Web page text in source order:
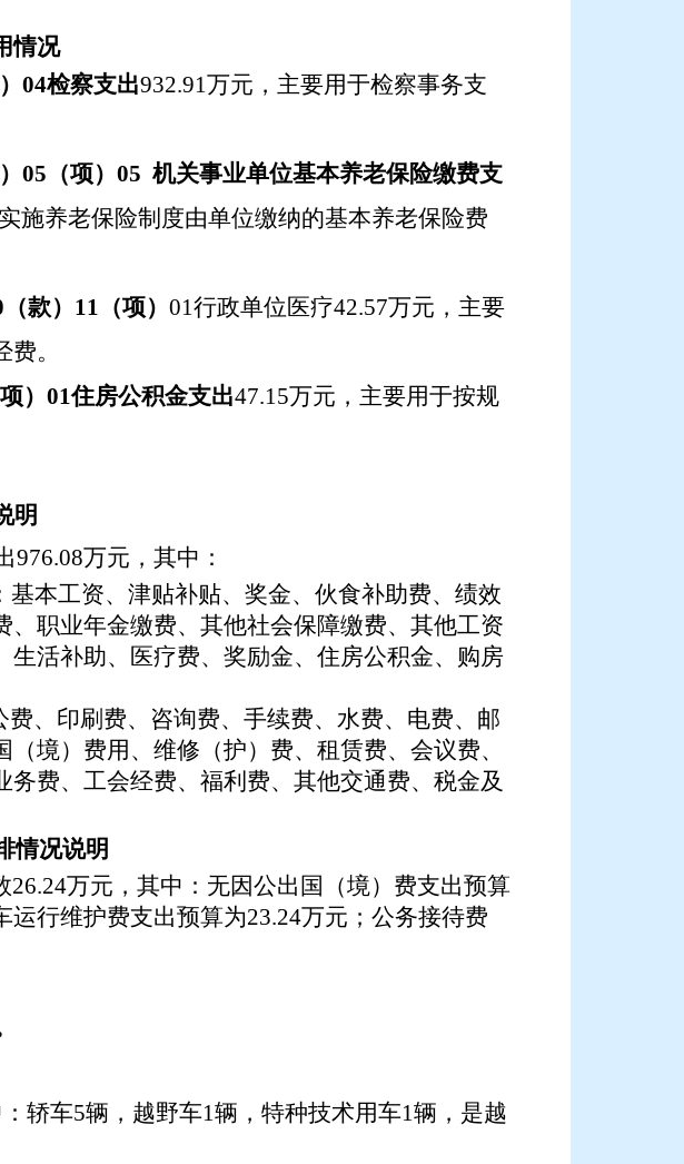
情况
04检察支出932.91万元，主要用于检察事务支
05（项）05 机关事业单位基本养老保险缴费支
施养老保险制度由单位缴纳的基本养老保险费
款）11（项） 01行政单位医疗42.57万元，主要
。
）01住房公积金支出47.15万元，主要用于按规
明
976.08万元，其中：
基本工资、津贴补贴、奖金、伙食补助费、绩效
职业年金缴费、其他社会保障缴费、其他工资
活补助、医疗费、奖励金、住房公积金、购房
费、印刷费、咨询费、手续费、水费、电费、邮
境）费用、维修（护）费、租赁费、会议费、
费、工会经费、福利费、其他交通费、税金及
情况说明
万元，其中： 无因公出国（境）费支出预算
运行维护费支出预算为23.24万元；公务接待费
轿车5辆，越野车1辆，特种技术用车1辆，是越